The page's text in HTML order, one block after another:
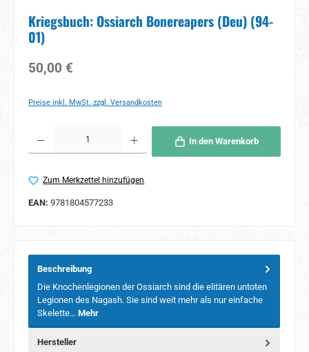
Kriegsbuch: Ossiarch Bonereapers (Deu) (94-
01)
Regulärer Preis:
50,00 €
Preise inkl. MwSt. zzgl. Versandkosten
In den Warenkorb
Zum Merkzettel hinzufügen
EAN: 9781804577233
Beschreibung
Die Knochenlegionen der Ossiarch sind die elitären untoten
Legionen des Nagash. Sie sind weit mehr als nur einfache
Skelette… Mehr
Hersteller